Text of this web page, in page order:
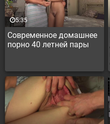
Современное домашнее
порно 40 летней пары
5:35